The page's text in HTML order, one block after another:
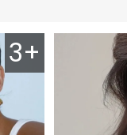
3+